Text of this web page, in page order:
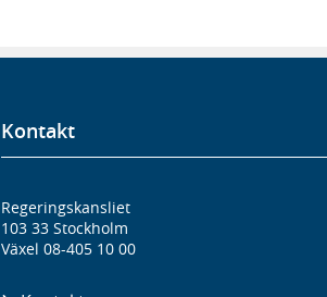
Kontakt
Regeringskansliet
103 33 Stockholm
Växel 08-405 10 00